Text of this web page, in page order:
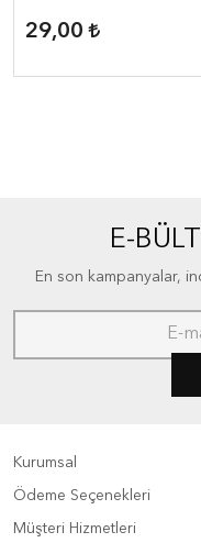
29,00
E-
En son kampanyalar,
Kurumsal
Ödeme Seçenekleri
Müşteri Hizmetleri